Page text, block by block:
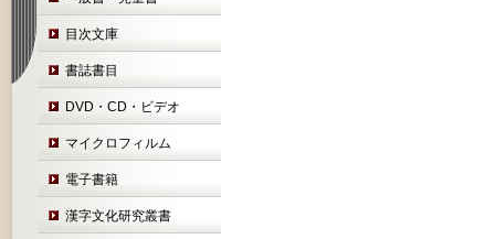
目次文庫
書誌書目
DVD・CD・ビデオ
マイクロフィルム
電子書籍
漢字文化研究叢書